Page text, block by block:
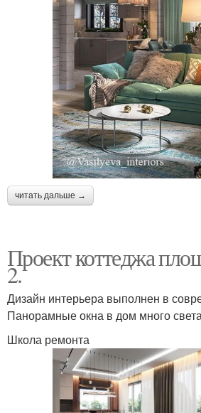
читать дальше →
Проект коттеджа
2.
Дизайн интерьера выполнен в
Панорамные окна в дом много
Школа ремонта